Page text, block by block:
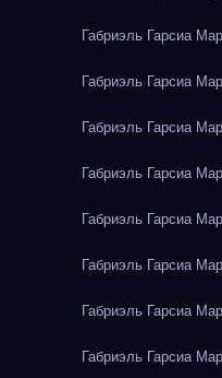
Габриэль Гарсиа
Габриэль Гарсиа
Габриэль Гарсиа
Габриэль Гарсиа
Габриэль Гарсиа
Габриэль Гарсиа
Габриэль Гарсиа
Габриэль Гарсиа